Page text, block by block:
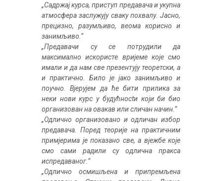
„Садржај курса, приступ предавача и укупна
атмосфера заслужују сваку похвалу. Јасно,
прецизно, разумљиво, веома корисно и
занимљиво.“
„Предавачи су се потрудили да
максимално искористе вријеме које смо
имали и да нам све презентују теоретски, а
и практично. Било је јако занимљиво и
поучно. Вјерујем да ће бити прилика за
неки нови курс у будућносtи који би био
организован на овакав или сличан начин.“
„Одлично организовано и одличан избор
предавача. Поред теорије на практичним
примјерима је показано све, а вјежбе које
смо сами радили су одлична пракса
испредаваног.“
„Одлично осмишљена и припремљена